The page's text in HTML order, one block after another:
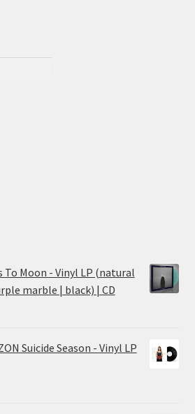
To Moon - Vinyl LP (natural
marble | black) | CD
Suicide Season - Vinyl LP